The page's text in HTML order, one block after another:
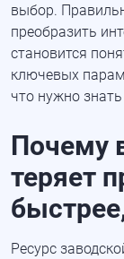
выбор.
преобразить
становится
ключевых
что нужно
Почему
теряет
Ресурс